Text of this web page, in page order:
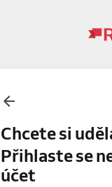
Chcete si
Přihlaste se
účet